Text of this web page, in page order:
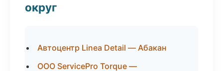
округ
Автоцентр Linea Detail — Абакан
ООО ServicePro Torque —